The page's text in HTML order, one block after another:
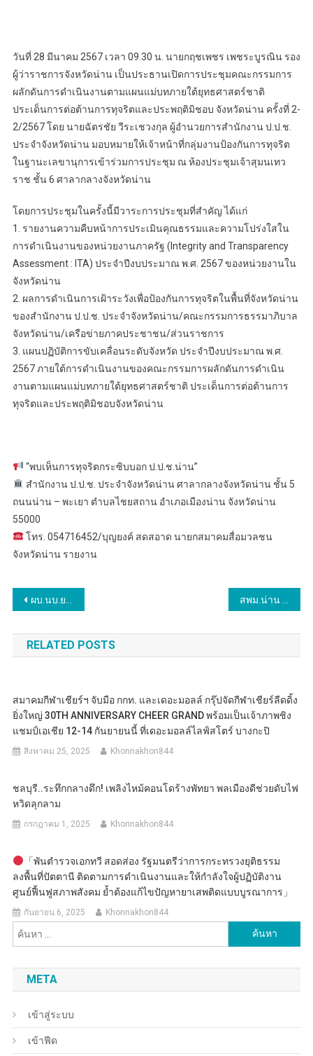
วันที่ 28 มีนาคม 2567 เวลา 09.30 น. นายกฤชเพชร เพชระบูรณิน รอง
ผู้ว่าราชการจังหวัดน่าน เป็นประธานเปิดการประชุมคณะกรรมการ
ผลักดันการดำเนินงานตามแผนแม่บทภายใต้ยุทธศาสตร์ชาติ
ประเด็นการต่อต้านการทุจริตและประพฤติมิชอบ จังหวัดน่าน ครั้งที่ 2-
2/2567 โดย นายฉัตรชัย วีระเชวงกุล ผู้อำนวยการสำนักงาน ป.ป.ช.
ประจำจังหวัดน่าน มอบหมายให้เจ้าหน้าที่กลุ่มงานป้องกันการทุจริต
ในฐานะเลขานุการเข้าร่วมการประชุม ณ ห้องประชุมเจ้าสุมนเทว
ราช ชั้น 6 ศาลากลางจังหวัดน่าน
โดยการประชุมในครั้งนี้มีวาระการประชุมที่สำคัญ ได้แก่
1️. รายงานความคืบหน้าการประเมินคุณธรรมและความโปร่งใสใน
การดำเนินงานของหน่วยงานภาครัฐ (Integrity and Transparency
Assessment : ITA) ประจำปีงบประมาณ พ.ศ. 2567 ของหน่วยงานใน
จังหวัดน่าน
2. ผลการดำเนินการเฝ้าระวังเพื่อป้องกันการทุจริตในพื้นที่จังหวัดน่าน
ของสำนักงาน ป.ป.ช. ประจำจังหวัดน่าน/คณะกรรมการธรรมาภิบาล
จังหวัดน่าน/เครือข่ายภาคประชาชน/ส่วนราชการ
3️. แผนปฏิบัติการขับเคลื่อนระดับจังหวัด ประจำปีงบประมาณ พ.ศ.
2567 ภายใต้การดำเนินงานของคณะกรรมการผลักดันการดำเนิน
งานตามแผนแม่บทภายใต้ยุทธศาสตร์ชาติ ประเด็นการต่อต้านการ
ทุจริตและประพฤติมิชอบจังหวัดน่าน
“พบเห็นการทุจริตกระซิบบอก ป.ป.ช.น่าน”
สำนักงาน ป.ป.ช. ประจำจังหวัดน่าน ศาลากลางจังหวัดน่าน ชั้น 5
ถนนน่าน – พะเยา ตำบลไชยสถาน อำเภอเมืองน่าน จังหวัดน่าน
55000
โทร. 054716452/บุญยงค์ สดสอาด นายกสมาคมสื่อมวลชน
จังหวัดน่าน รายงาน
แนะแนว
เรื่อง
ผบ.นบ.ยส.35 ลงพื้นที่อำเภอไชยปราการ เพื่อตรวจเยี่ยมกำลังพลที่ปฏิบัติงานด้านการสกัดกั้น พร้อมมอบนโยบายเพิ่มความเข้มก่อนหยุดยาวเทศกาลสงกรานต์
RELATED POSTS
สมาคมกีฬาเชียร์ฯ จับมือ กกท. และเดอะมอลล์ กรุ๊ปจัดกีฬาเชียร์ลีดดิ้ง
ยิ่งใหญ่ 30TH ANNIVERSARY CHEER GRAND พร้อมเป็นเจ้าภาพชิง
แชมป์เอเชีย 12-14 กันยายนนี้ ที่เดอะมอลล์ไลฟ์สโตร์ บางกะปิ
สิงหาคม 25, 2025 Khonnakhon844
ชลบุรี..ระทึกกลางดึก! เพลิงไหม้คอนโดร้างพัทยา พลเมืองดีช่วยดับไฟ
หวิดลุกลาม
กรกฎาคม 1, 2025 Khonnakhon844
「พันตำรวจเอกทวี สอดส่อง รัฐมนตรีว่าการกระทรวงยุติธรรม
ลงพื้นที่ปัตตานี ติดตามการดำเนินงานและให้กำลังใจผู้ปฏิบัติงาน
ศูนย์ฟื้นฟูสภาพสังคม ย้ำต้องแก้ไขปัญหายาเสพติดแบบบูรณาการ」
กันยายน 6, 2025 Khonnakhon844
สำหรับ:
META
เข้าสู่ระบบ
เข้าฟีด